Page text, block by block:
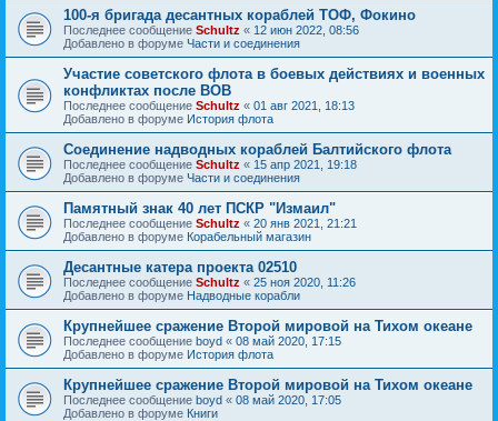
100-я бригада десантных кораблей ТОФ, Фокино
Последнее сообщение Schultz « 12 июн 2022, 08:56
Добавлено в форуме Части и соединения
Участие советского флота в боевых действиях и военных
конфликтах после ВОВ
Последнее сообщение Schultz « 01 авг 2021, 18:13
Добавлено в форуме История флота
Соединение надводных кораблей Балтийского флота
Последнее сообщение Schultz « 15 апр 2021, 19:18
Добавлено в форуме Части и соединения
Памятный знак 40 лет ПСКР "Измаил"
Последнее сообщение Schultz « 20 янв 2021, 21:21
Добавлено в форуме Корабельный магазин
Десантные катера проекта 02510
Последнее сообщение Schultz « 25 ноя 2020, 11:26
Добавлено в форуме Надводные корабли
Крупнейшее сражение Второй мировой на Тихом океане
Последнее сообщение boyd « 08 май 2020, 17:15
Добавлено в форуме История флота
Крупнейшее сражение Второй мировой на Тихом океане
Последнее сообщение boyd « 08 май 2020, 17:05
Добавлено в форуме Книги